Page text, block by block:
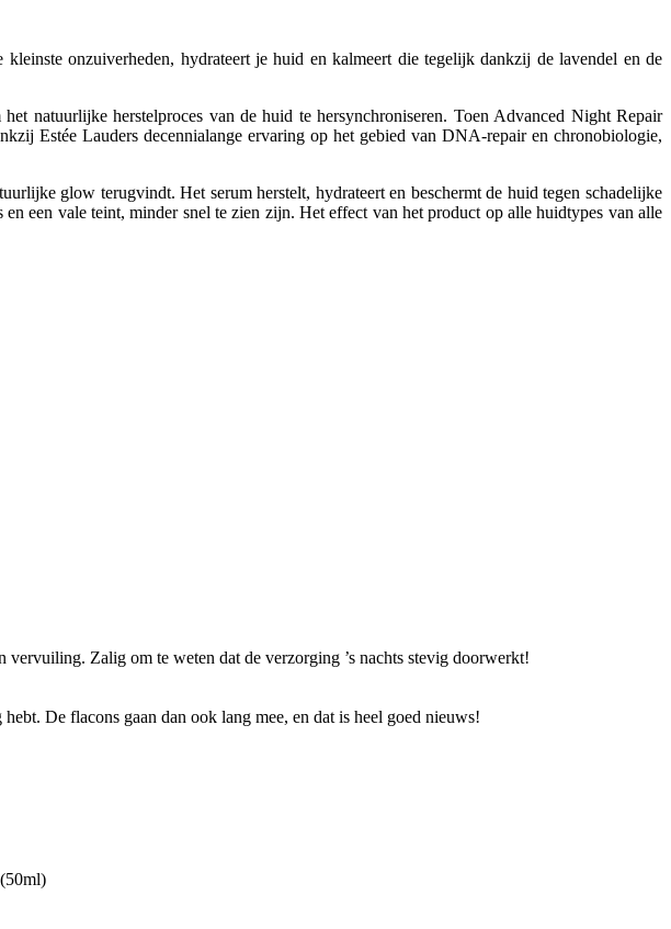
onzuiverheden, hydrateert je huid en kalmeert die tegelijk dankzij de lavendel en de
natuurlijke herstelproces van de huid te hersynchroniseren. Toen Advanced Night Repair
Estée Lauders decennialange ervaring op het gebied van DNA-repair en chronobiologie,
glow terugvindt. Het serum herstelt, hydrateert en beschermt de huid tegen schadelijke
een vale teint, minder snel te zien zijn. Het effect van het product op alle huidtypes van alle
Zalig om te weten dat de verzorging ’s nachts stevig doorwerkt!
De flacons gaan dan ook lang mee, en dat is heel goed nieuws!